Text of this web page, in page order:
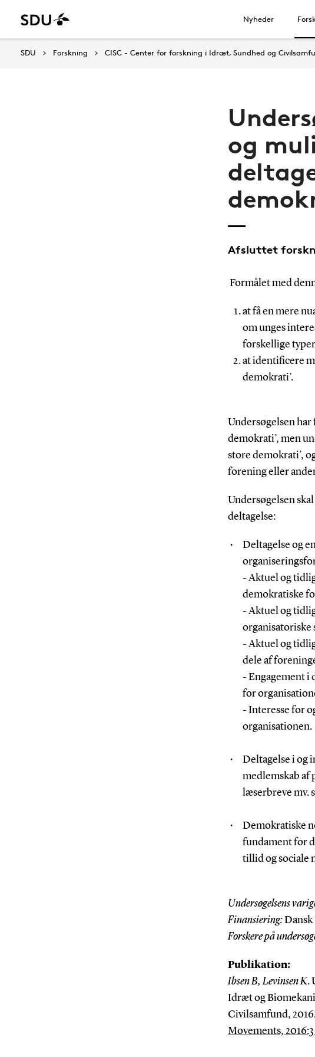
Nyheder
SDU Forskning CISC - Center for forskning i Idræt, Sundhed og
og
Afsluttet
Formålet med
at få en mere
om unges
forskellige
at identificere
demokrati’.
Undersøgelsen har
demokrati’, men
store demokrati’,
forening eller
Undersøgelsen
deltagelse:
Deltagelse og
- Aktuel og
demokratiske
- Aktuel og
organisatoriske
- Aktuel og
dele af
- Engagement
for
- Interesse for
organisationen.
Deltagelse i og
medlemskab af
læserbreve mv.
Demokratiske
fundament for
tillid og sociale
Undersøgelsens
Finansiering:Dansk
Forskere på
Publikation:
Ibsen B, Levinsen K.
Idræt og
Civilsamfund,
Movements, 2016:3